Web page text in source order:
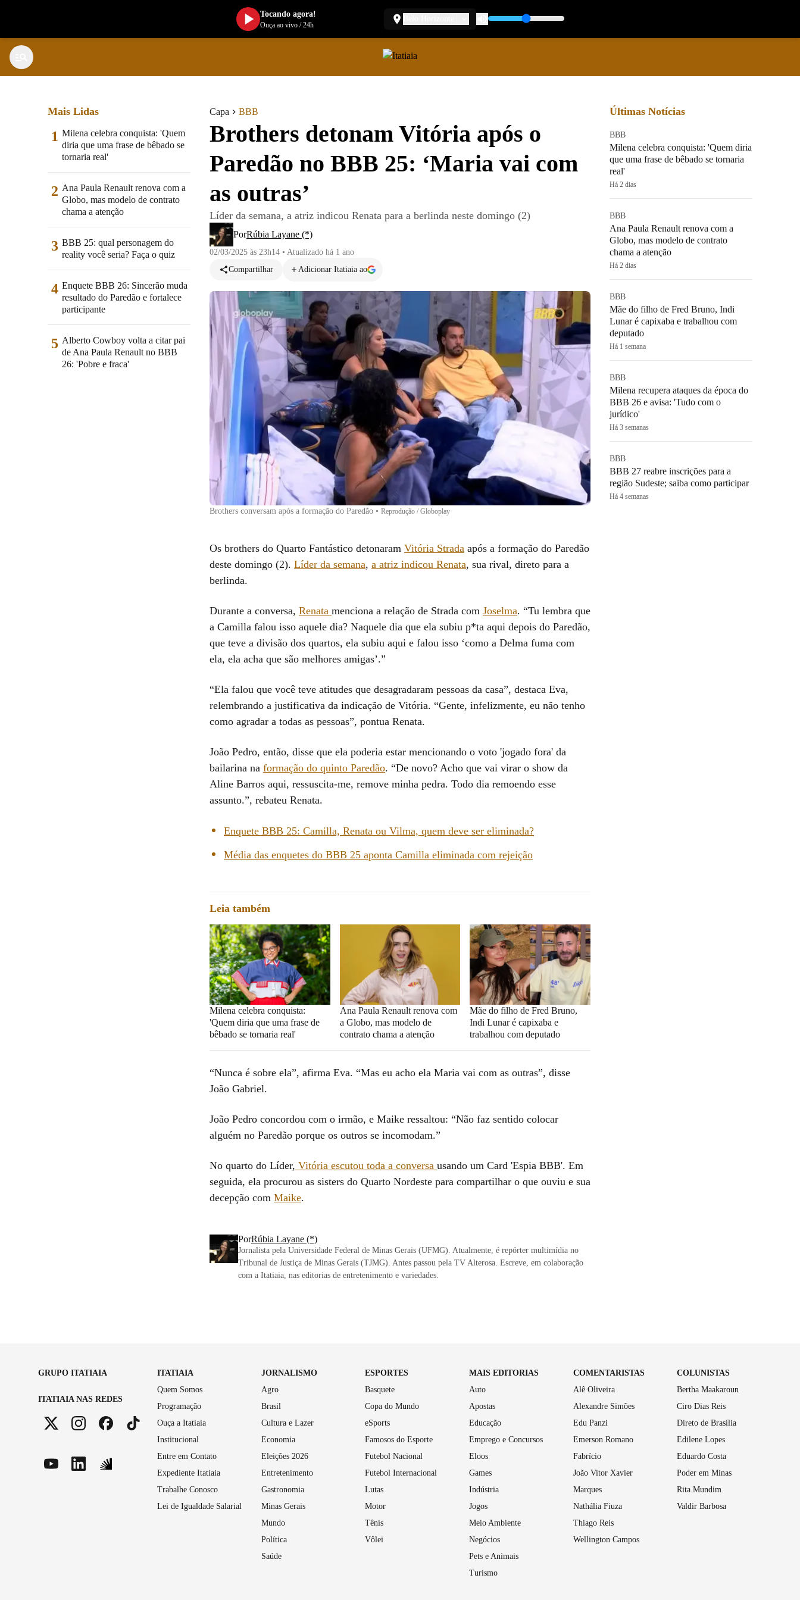
Capa BBB
Brothers detonam Vitória após o
Paredão no BBB 25: ‘Maria vai com
as outras’
Líder da semana, a atriz indicou Renata para a berlinda neste domingo (2)
PorRúbia Layane (*)
02/03/2025 às 23h14 • Atualizado há 1 ano
Compartilhar
Adicionar Itatiaia ao
Brothers conversam após a formação do Paredão • Reprodução / Globoplay
Os brothers do Quarto Fantástico detonaram Vitória Strada após a formação do Paredão
deste domingo (2). Líder da semana, a atriz indicou Renata, sua rival, direto para a
berlinda.
Durante a conversa, Renata menciona a relação de Strada com Joselma. “Tu lembra que
a Camilla falou isso aquele dia? Naquele dia que ela subiu p*ta aqui depois do Paredão,
que teve a divisão dos quartos, ela subiu aqui e falou isso ‘como a Delma fuma com
ela, ela acha que são melhores amigas’.”
“Ela falou que você teve atitudes que desagradaram pessoas da casa”, destaca Eva,
relembrando a justificativa da indicação de Vitória. “Gente, infelizmente, eu não tenho
como agradar a todas as pessoas”, pontua Renata.
João Pedro, então, disse que ela poderia estar mencionando o voto 'jogado fora' da
bailarina na formação do quinto Paredão. “De novo? Acho que vai virar o show da
Aline Barros aqui, ressuscita-me, remove minha pedra. Todo dia remoendo esse
assunto.”, rebateu Renata.
Enquete BBB 25: Camilla, Renata ou Vilma, quem deve ser eliminada?
Média das enquetes do BBB 25 aponta Camilla eliminada com rejeição
Leia também
Milena celebra conquista:
'Quem diria que uma frase de
bêbado se tornaria real'
Ana Paula Renault renova com
a Globo, mas modelo de
contrato chama a atenção
Mãe do filho de Fred Bruno,
Indi Lunar é capixaba e
trabalhou com deputado
“Nunca é sobre ela”, afirma Eva. “Mas eu acho ela Maria vai com as outras”, disse
João Gabriel.
João Pedro concordou com o irmão, e Maike ressaltou: “Não faz sentido colocar
alguém no Paredão porque os outros se incomodam.”
No quarto do Líder, Vitória escutou toda a conversa usando um Card 'Espia BBB'. Em
seguida, ela procurou as sisters do Quarto Nordeste para compartilhar o que ouviu e sua
decepção com Maike.
PorRúbia Layane (*)
Jornalista pela Universidade Federal de Minas Gerais (UFMG). Atualmente, é repórter multimídia no
Tribunal de Justiça de Minas Gerais (TJMG). Antes passou pela TV Alterosa. Escreve, em colaboração
com a Itatiaia, nas editorias de entretenimento e variedades.
Mais Lidas
1 Milena celebra conquista: 'Quem
diria que uma frase de bêbado se
tornaria real'
2 Ana Paula Renault renova com a
Globo, mas modelo de contrato
chama a atenção
3 BBB 25: qual personagem do
reality você seria? Faça o quiz
4 Enquete BBB 26: Sincerão muda
resultado do Paredão e fortalece
participante
5 Alberto Cowboy volta a citar pai
de Ana Paula Renault no BBB
26: 'Pobre e fraca'
Últimas Notícias
BBB
Milena celebra conquista: 'Quem diria
que uma frase de bêbado se tornaria
real'
Há 2 dias
BBB
Ana Paula Renault renova com a
Globo, mas modelo de contrato
chama a atenção
Há 2 dias
BBB
Mãe do filho de Fred Bruno, Indi
Lunar é capixaba e trabalhou com
deputado
Há 1 semana
BBB
Milena recupera ataques da época do
BBB 26 e avisa: 'Tudo com o
jurídico'
Há 3 semanas
BBB
BBB 27 reabre inscrições para a
região Sudeste; saiba como participar
Há 4 semanas
GRUPO ITATIAIA
ITATIAIA NAS REDES
ITATIAIA
Quem Somos
Programação
Ouça a Itatiaia
Institucional
Entre em Contato
Expediente Itatiaia
Trabalhe Conosco
Lei de Igualdade Salarial
JORNALISMO
Agro
Brasil
Cultura e Lazer
Economia
Eleições 2026
Entretenimento
Gastronomia
Minas Gerais
Mundo
Política
Saúde
ESPORTES
Basquete
Copa do Mundo
eSports
Famosos do Esporte
Futebol Nacional
Futebol Internacional
Lutas
Motor
Tênis
Vôlei
MAIS EDITORIAS
Auto
Apostas
Educação
Emprego e Concursos
Eloos
Games
Indústria
Jogos
Meio Ambiente
Negócios
Pets e Animais
Turismo
COMENTARISTAS
Alê Oliveira
Alexandre Simões
Edu Panzi
Emerson Romano
Fabrício
João Vitor Xavier
Marques
Nathália Fiuza
Thiago Reis
Wellington Campos
COLUNISTAS
Bertha Maakaroun
Ciro Dias Reis
Direto de Brasília
Edilene Lopes
Eduardo Costa
Poder em Minas
Rita Mundim
Valdir Barbosa
Tocando agora!
Ouça ao vivo/24h